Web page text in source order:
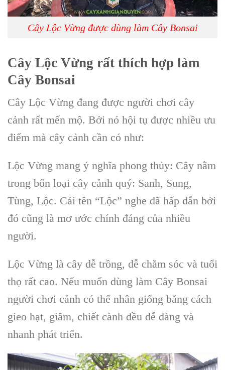
Cây Lộc Vừng được dùng làm Cây Bonsai
Cây Lộc Vừng rất thích hợp làm
Cây Bonsai
Cây Lộc Vừng đang được người chơi cây
cảnh rất mến mộ. Bởi nó hội tụ được nhiều ưu
điểm mà cây cảnh cần có như:
Lộc Vừng mang ý nghĩa phong thủy: Cây nằm
trong bốn loại cây cảnh quý: Sanh, Sung,
Tùng, Lộc. Cái tên “Lộc” nghe đã hấp dẫn bởi
đó cũng là mơ ước chính đáng của nhiều
người.
Lộc Vừng là cây dễ trồng, dễ chăm sóc và tuổi
thọ rất cao. Nếu muốn dùng làm Cây Bonsai
người chơi cảnh có thể nhân giống bằng cách
gieo hạt, giâm, chiết cành đều dễ dàng và
nhanh phát triển.